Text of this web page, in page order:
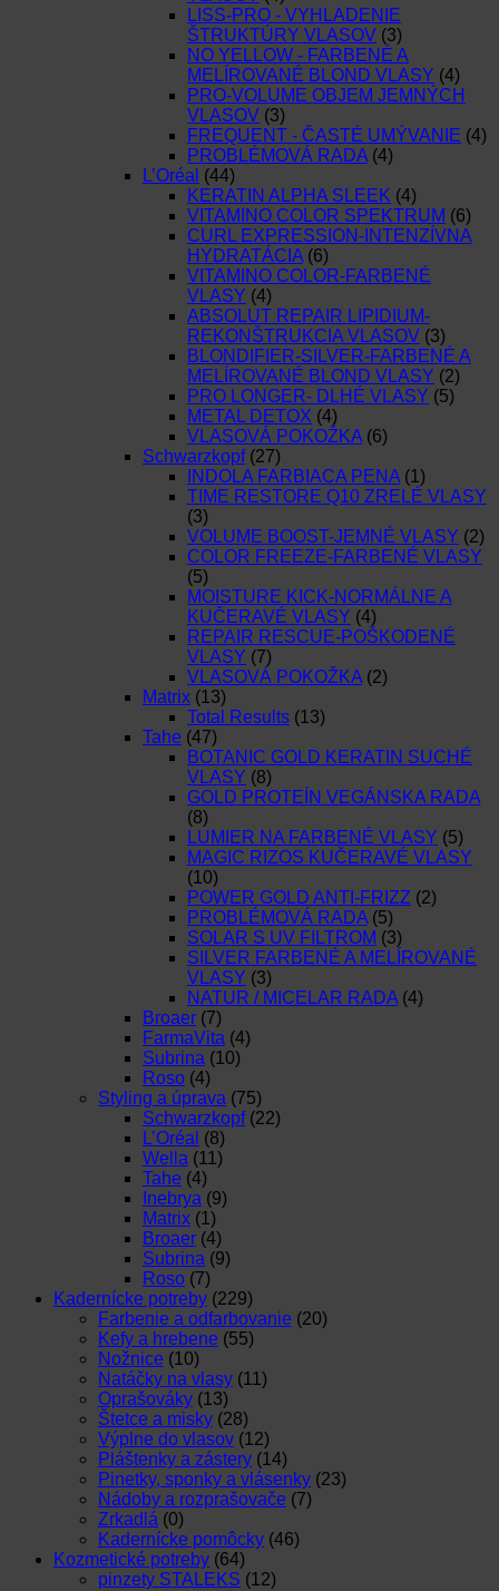
LISS-PRO - VYHLADENIE
ŠTRUKTÚRY VLASOV (3)
NO YELLOW - FARBENÉ A
MELÍROVANÉ BLOND VLASY (4)
PRO-VOLUME OBJEM JEMNÝCH
VLASOV (3)
FREQUENT - ČASTÉ UMÝVANIE (4)
PROBLÉMOVÁ RADA (4)
L’Oréal (44)
KERATIN ALPHA SLEEK (4)
VITAMINO COLOR SPEKTRUM (6)
CURL EXPRESSION-INTENZÍVNA
HYDRATÁCIA (6)
VITAMINO COLOR-FARBENÉ
VLASY (4)
ABSOLUT REPAIR LIPIDIUM-
REKONŠTRUKCIA VLASOV (3)
BLONDIFIER-SILVER-FARBENÉ A
MELÍROVANÉ BLOND VLASY (2)
PRO LONGER- DLHÉ VLASY (5)
METAL DETOX (4)
VLASOVÁ POKOŽKA (6)
Schwarzkopf (27)
INDOLA FARBIACA PENA (1)
TIME RESTORE Q10 ZRELÉ VLASY
(3)
VOLUME BOOST-JEMNÉ VLASY (2)
COLOR FREEZE-FARBENÉ VLASY
(5)
MOISTURE KICK-NORMÁLNE A
KUČERAVÉ VLASY (4)
REPAIR RESCUE-POŠKODENÉ
VLASY (7)
VLASOVÁ POKOŽKA (2)
Matrix (13)
Total Results (13)
Tahe (47)
BOTANIC GOLD KERATIN SUCHÉ
VLASY (8)
GOLD PROTEÍN VEGÁNSKA RADA
(8)
LUMIER NA FARBENÉ VLASY (5)
MAGIC RIZOS KUČERAVÉ VLASY
(10)
POWER GOLD ANTI-FRIZZ (2)
PROBLÉMOVÁ RADA (5)
SOLAR S UV FILTROM (3)
SILVER FARBENÉ A MELÍROVANÉ
VLASY (3)
NATUR / MICELAR RADA (4)
Broaer (7)
FarmaVita (4)
Subrina (10)
Roso (4)
Styling a úprava (75)
Schwarzkopf (22)
L’Oréal (8)
Wella (11)
Tahe (4)
Inebrya (9)
Matrix (1)
Broaer (4)
Subrina (9)
Roso (7)
Kadernícke potreby (229)
Farbenie a odfarbovanie (20)
Kefy a hrebene (55)
Nožnice (10)
Natáčky na vlasy (11)
Oprašováky (13)
Štetce a misky (28)
Výplne do vlasov (12)
Pláštenky a zástery (14)
Pinetky, sponky a vlásenky (23)
Nádoby a rozprašovače (7)
Zrkadlá (0)
Kadernícke pomôcky (46)
Kozmetické potreby (64)
pinzety STALEKS (12)